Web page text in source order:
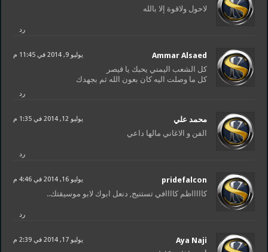
لاحول ولاقوة إلا بالله
رد
Ammar Alsaed يوليو 9, 2014 في 11:45 م
كل الشعب اليمني يحبك يا قيصر
كل ما وصلت اليه كان بعون الله ثم بجهدك
رد
محمد علي يوليو 12, 2014 في 1:35 م
الفن و الاغاني مالها داعي
رد
pridefalcon يوليو 16, 2014 في 4:46 م
كاااااظم كاااافي تستنيج, دنعل ابوك لابو موسيقتك..
رد
Aya Naji يوليو 17, 2014 في 2:39 م